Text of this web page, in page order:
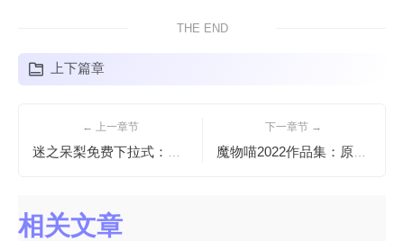
THE END
上下篇章
← 上一章节 下一章节 →
相关文章